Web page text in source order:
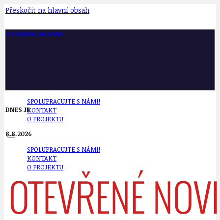
Přeskočit na hlavní obsah
OTEVŘENÉ NOVINY
SPOLUPRACUJTE S NÁMI!
KONTAKT
O PROJEKTU
SPOLUPRACUJTE S NÁMI!
KONTAKT
O PROJEKTU
DNES JE
8.8.2026